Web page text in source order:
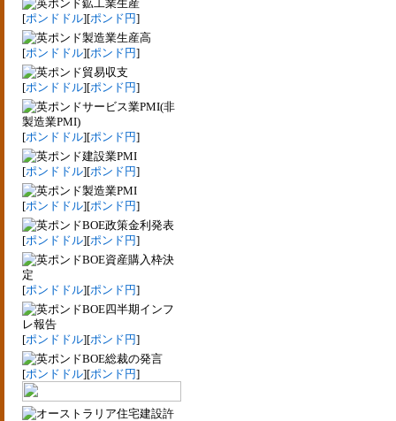
鉱工業生産
[ポンドドル][ポンド円]
製造業生産高
[ポンドドル][ポンド円]
貿易収支
[ポンドドル][ポンド円]
サービス業PMI(非
製造業PMI)
[ポンドドル][ポンド円]
建設業PMI
[ポンドドル][ポンド円]
製造業PMI
[ポンドドル][ポンド円]
BOE政策金利発表
[ポンドドル][ポンド円]
BOE資産購入枠決
定
[ポンドドル][ポンド円]
BOE四半期インフ
レ報告
[ポンドドル][ポンド円]
BOE総裁の発言
[ポンドドル][ポンド円]
住宅建設許